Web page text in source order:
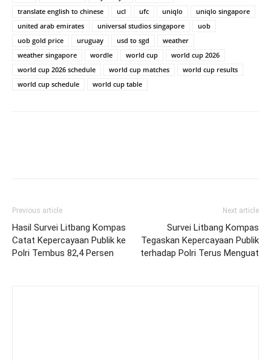
translate english to chinese
ucl ufc uniqlo
uniqlo singapore
united arab emirates
universal studios singapore
uob
uob gold price
uruguay usd to sgd
weather
weather singapore
wordle world cup
world cup 2026
world cup 2026 schedule
world cup matches
world cup results
world cup schedule
world cup table
Previous article
Hasil Survei Litbang Kompas
Catat Kepercayaan Publik ke
Polri Tembus 82,4 Persen
Next article
Survei Litbang Kompas
Tegaskan Kepercayaan Publik
terhadap Polri Terus Menguat